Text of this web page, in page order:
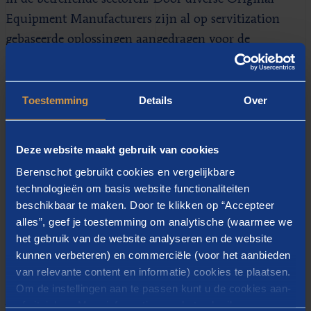
Toestemming Details Over
Deze website maakt gebruik van cookies
Berenschot gebruikt cookies en vergelijkbare
technologieën om basis website functionaliteiten
beschikbaar te maken. Door te klikken op “Accepteer
alles”, geef je toestemming om analytische (waarmee we
het gebruik van de website analyseren en de website
kunnen verbeteren) en commerciële (voor het aanbieden
van relevante content en informatie) cookies te plaatsen.
Om de instellingen aan te passen kunt u de cookies aan-
Equipment Manufacturers zijn al op servitization
gebaseerde oplossingen aangedragen voor de
gezondheidszorgspecifieke factoren zorgt er echter
voor dat er in die branche tot nu toe nog weinig
gebruik van wordt gemaakt. In dit onderzoek werd
verband houden met het toepassen van servitization.
Door duidelijk te krijgen wat deze voordelen en
knelpunten zijn, kan de integratie van servitization in
de zorgsector worden bespoedigd.